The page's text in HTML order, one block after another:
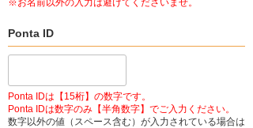
※お名前以外の入力は避けてくださいませ。
Ponta ID
Ponta IDは【15桁】の数字です。
Ponta IDは数字のみ【半角数字】でご入力ください。
数字以外の値（スペース含む）が入力されている場合は